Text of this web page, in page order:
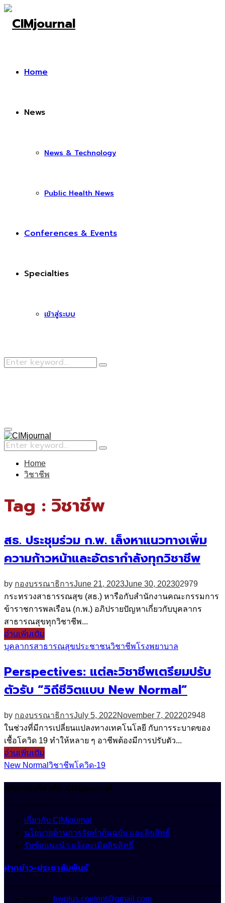
Home
News
News & Technology
Public Health News
Conferences & Events
Specialties
เข้าสู่ระบบ
Search
Search
Primary
Menu
Search
for:
Search
Home
วิชาชีพ
Tag : วิชาชีพ
สธ. ประชุมร่วม ก.พ. เล็งหาแนวทางเพิ่ม
ความก้าวหน้าและอัตรากำลังทุกวิชาชีพ
by กองบรรณาธิการJune 21, 2023June 30, 202302979
กระทรวงสาธารรณสุข (สธ.) หารือกับสำนักงานคณะกรรมการ
ข้าราชการพลเรือน (ก.พ.) อภิปรายปัญหาเกี่ยวกับบุคลากร
สาธารณสุขทุกวิชาชีพ...
อ่านเพิ่มเติม
บุคลากรสาธารณสุขประชาชนวิชาชีพโรงพยาบาล
Perspectives: แต่ละวิชาชีพเตรียมปรับ
ตัวรับ “วิถีชีวิตแบบ New Normal”
by กองบรรณาธิการJuly 5, 2022November 7, 202202948
ในช่วงที่มีการเปลี่ยนแปลงทางเทคโนโลยี กับการระบาดของ
เชื้อโควิด 19 ทำให้หลาย ๆ อาชีพต้องมีการปรับตัว...
อ่านเพิ่มเติม
New Normal วิชาชีพโควิด-19
นโยบายเกี่ยวกับ CIMjournal
เกี่ยวกับ CIMjournal
นโยบายด้านการจัดทำต้นฉบับ และลิขสิทธิ์
รับข้อแนะนำ แจ้งละเมิดลิขสิทธิ์
ฝากข่าว-ประชาสัมพันธ์
E-mail : hwplus.content@gmail.com